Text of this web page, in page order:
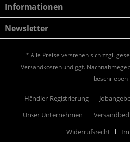
Informationen
Newsletter
* Alle Preise verstehen sich zzgl.
Versandkosten und ggf.
beschrieben
Händler-Registrierung
Unser Unternehmen
Widerrufsrecht